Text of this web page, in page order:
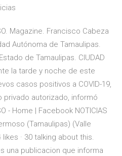
Magazine. Francisco Cabeza
Autónoma de Tamaulipas.
de Tamaulipas. CIUDAD
la tarde y noche de este
casos positivos a COVID-19,
privado autorizado, informó
- Home | Facebook NOTICIAS
(Tamaulipas) (Valle
· 30 talking about this.
una publicacion que informa